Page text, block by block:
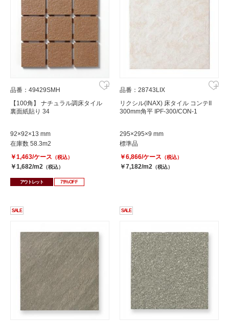
品番：49429SMH
【100角】 ナチュラル調床タイル
裏面紙貼り 34
92×92×13 mm
在庫数 58.3m2
￥1,463/ケース （税込）
￥1,682/m2 （税込）
アウトレット 79%OFF
品番：28743LIX
リクシル(INAX) 床タイル コンテII
300mm角平 IPF-300/CON-1
295×295×9 mm
標準品
￥6,866/ケース （税込）
￥7,182/m2 （税込）
SALE SALE